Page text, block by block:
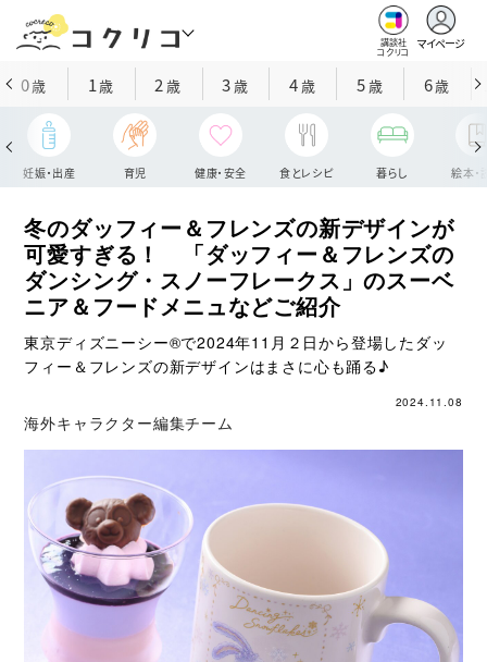
講談社
コクリコ
マイページ
0歳 1歳 2 歳 3歳 4歳 5歳 6歳
妊娠・出産 育児 健康・安全 食とレシピ 暮らし 絵本・
冬のダッフィー＆フレンズの新デザインが
可愛すぎる！ 「ダッフィー＆フレンズの
ダンシング・スノーフレークス」のスーベ
ニア＆フードメニュなどご紹介
東京ディズニーシー®で2024年11月２日から登場したダッ
フィー＆フレンズの新デザインはまさに心も踊る♪
2024.11.08
海外キャラクター編集チーム